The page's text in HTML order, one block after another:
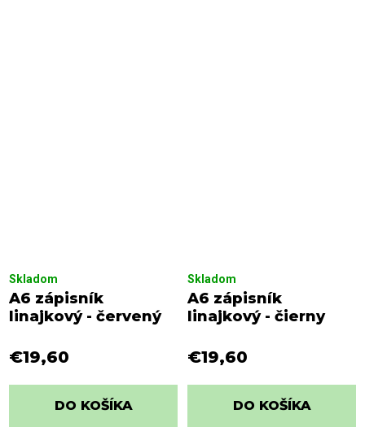
A6 zápisník
linajkový - červený
Skladom
€19,60
DO KOŠÍKA
A6 zápisník
linajkový - čierny
Skladom
€19,60
DO KOŠÍKA